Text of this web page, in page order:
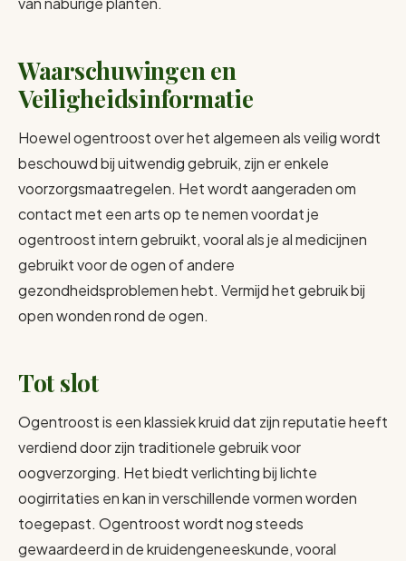
Waarschuwingen en
Veiligheidsinformatie
Hoewel ogentroost over het algemeen als veilig wordt
beschouwd bij uitwendig gebruik, zijn er enkele
voorzorgsmaatregelen. Het wordt aangeraden om
contact met een arts op te nemen voordat je
ogentroost intern gebruikt, vooral als je al medicijnen
gebruikt voor de ogen of andere
gezondheidsproblemen hebt. Vermijd het gebruik bij
open wonden rond de ogen.
Tot slot
Ogentroost is een klassiek kruid dat zijn reputatie heeft
verdiend door zijn traditionele gebruik voor
oogverzorging. Het biedt verlichting bij lichte
oogirritaties en kan in verschillende vormen worden
toegepast. Ogentroost wordt nog steeds
gewaardeerd in de kruidengeneeskunde, vooral